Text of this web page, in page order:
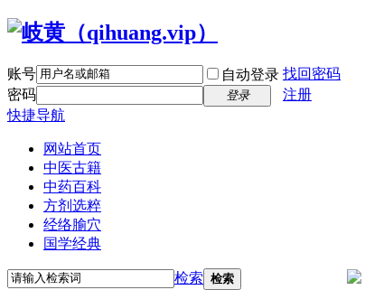
账号 自动登录 找回密码
密码
登录
注册
快捷导航
网站首页
中医古籍
中药百科
方剂选粹
经络腧穴
国学经典
检索 检索